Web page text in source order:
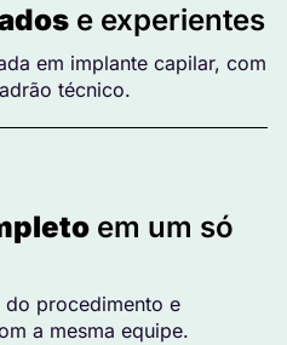
e experientes
em implante capilar, com
técnico.
em um só
do procedimento e
a mesma equipe.